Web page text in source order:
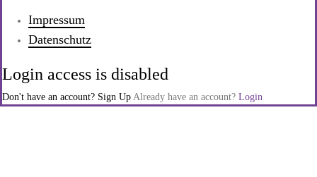
Impressum
Datenschutz
Login access is disabled
Don't have an account? Sign Up Already have an account? Login